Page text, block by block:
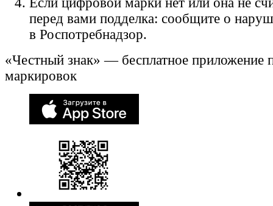
перед вами подделка: сообщите о
в Роспотребнадзор.
«Честный знак» — бесплатное приложение
маркировок